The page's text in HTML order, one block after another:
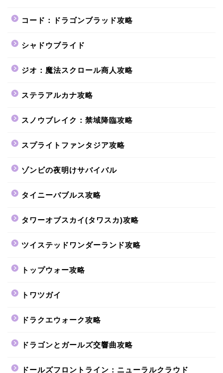
コード：ドラゴンブラッド攻略
シャドウブライド
ジオ：魔法スクロール商人攻略
ステラアルカナ攻略
スノウブレイク：禁域降臨攻略
スプライトファンタジア攻略
ゾンビの夜明けサバイバル
タイニーバブルス攻略
タワーオブスカイ(タワスカ)攻略
ツイステッドワンダーランド攻略
トップウォー攻略
トワツガイ
ドラクエウォーク攻略
ドラゴンとガールズ交響曲攻略
ドールズフロントライン：ニューラルクラウド